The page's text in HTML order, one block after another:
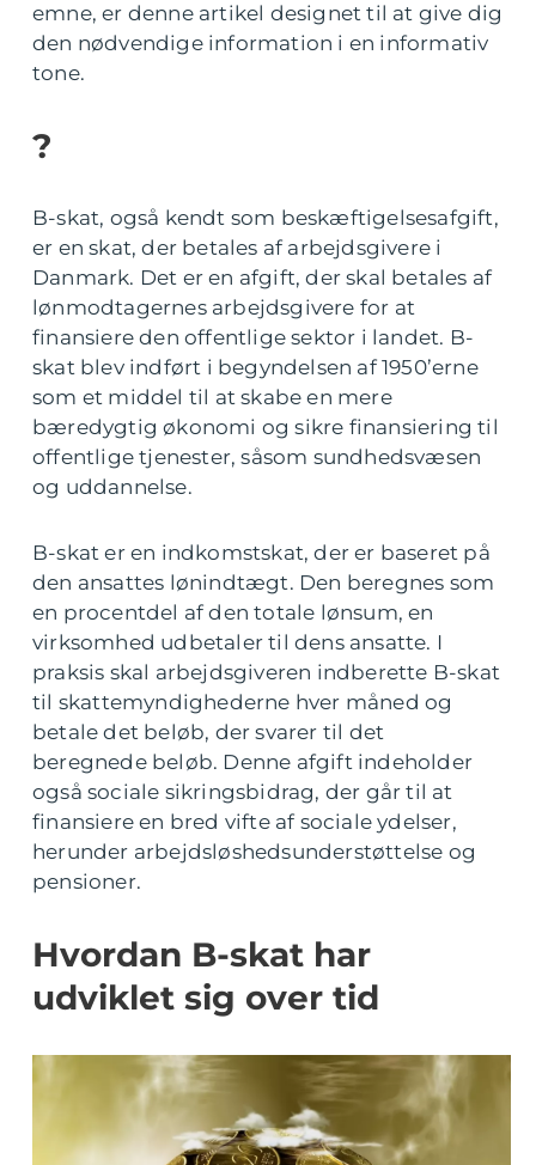
emne, er denne artikel designet til at give dig
den nødvendige information i en informativ
tone.
?
B-skat, også kendt som beskæftigelsesafgift,
er en skat, der betales af arbejdsgivere i
Danmark. Det er en afgift, der skal betales af
lønmodtagernes arbejdsgivere for at
finansiere den offentlige sektor i landet. B-
skat blev indført i begyndelsen af 1950’erne
som et middel til at skabe en mere
bæredygtig økonomi og sikre finansiering til
offentlige tjenester, såsom sundhedsvæsen
og uddannelse.
B-skat er en indkomstskat, der er baseret på
den ansattes lønindtægt. Den beregnes som
en procentdel af den totale lønsum, en
virksomhed udbetaler til dens ansatte. I
praksis skal arbejdsgiveren indberette B-skat
til skattemyndighederne hver måned og
betale det beløb, der svarer til det
beregnede beløb. Denne afgift indeholder
også sociale sikringsbidrag, der går til at
finansiere en bred vifte af sociale ydelser,
herunder arbejdsløshedsunderstøttelse og
pensioner.
Hvordan B-skat har
udviklet sig over tid